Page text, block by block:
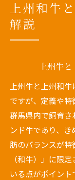
上州和牛
解説
上州牛と
上州牛と上州和
ですが、定義や
群馬県内で飼育
ンド牛であり、
肪のバランスが
（和牛）」に限
いる点がポイント